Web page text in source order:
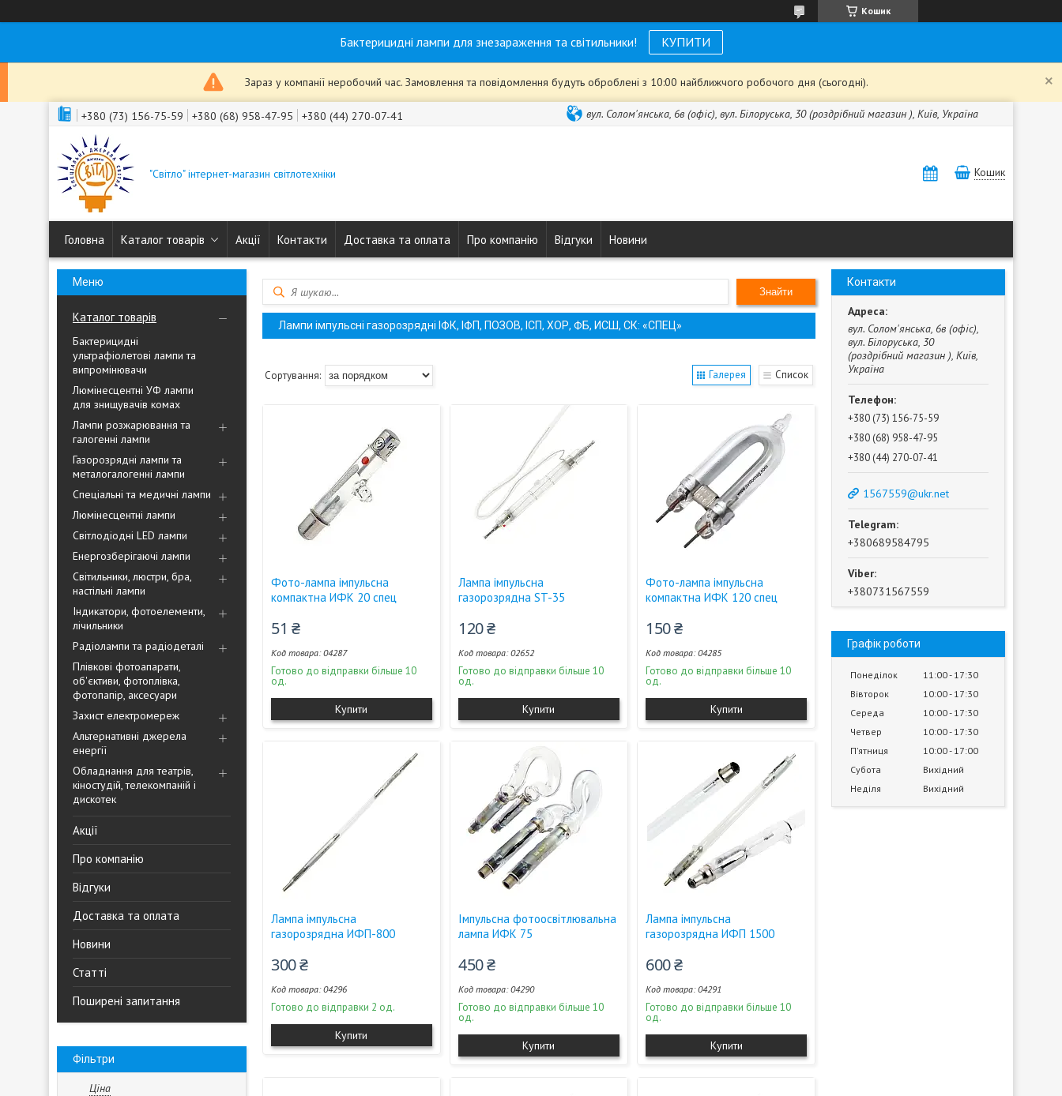
Кошик
Бактерицидні лампи для знезараження та світильники! КУПИТИ
Зараз у компанії неробочий час. Замовлення та повідомлення будуть оброблені з 10:00 найближчого робочого дня (сьогодні).
+380 (73) 156-75-59 +380 (68) 958-47-95 +380 (44) 270-07-41 вул. Солом'янська, 6в (офіс), вул. Білоруська, 30 (роздрібний магазин ), Київ, Україна
"Світло" інтернет-магазин світлотехніки Кошик
Головна Каталог товарів Акції Контакти Доставка та оплата Про компанію Відгуки Новини
Каталог товарів
Бактерицидні
ультрафіолетові лампи та
випромінювачи
Люмінесцентні УФ лампи
для знищувачів комах
Лампи розжарювання та
галогенні лампи
Газорозрядні лампи та
металогалогенні лампи
Спеціальні та медичні лампи
Люмінесцентні лампи
Світлодіодні LED лампи
Енергозберігаючі лампи
Світильники, люстри, бра,
настільні лампи
Індикатори, фотоелементи,
лічильники
Радіолампи та радіодеталі
Плівкові фотоапарати,
об'єктиви, фотоплівка,
фотопапір, аксесуари
Захист електромереж
Альтернативні джерела
енергії
Обладнання для театрів,
кіностудій, телекомпаній і
дискотек
Акції
Про компанію
Відгуки
Доставка та оплата
Новини
Статті
Поширені запитання
Фільтри
Ціна
Знайти
Лампи імпульсні газорозрядні ІФК, ІФП, ПОЗОВ, ІСП, ХОР, ФБ, ИСШ, СК: «СПЕЦ»
Галерея Список
Фото-лампа імпульсна
компактна ИФК 20 спец
51 ₴
04287
Готово до відправки більше 10
од.
Купити
Лампа імпульсна
газорозрядна ST-35
120 ₴
02652
Готово до відправки більше 10
од.
Купити
Фото-лампа імпульсна
компактна ИФК 120 спец
150 ₴
04285
Готово до відправки більше 10
од.
Купити
Лампа імпульсна
газорозрядна ИФП-800
300 ₴
04296
Готово до відправки 2 од.
Купити
Імпульсна фотоосвітлювальна
лампа ИФК 75
450 ₴
04290
Готово до відправки більше 10
од.
Купити
Лампа імпульсна
газорозрядна ИФП 1500
600 ₴
04291
Готово до відправки більше 10
од.
Купити
Контакти
вул. Солом'янська, 6в (офіс),
вул. Білоруська, 30
(роздрібний магазин ), Київ,
Україна
+380 (73) 156-75-59
+380 (68) 958-47-95
+380 (44) 270-07-41
1567559@ukr.net
+380689584795
+380731567559
Графік роботи
Понеділок 11:00 17:30
Вівторок
10:00 17:30
Середа
10:00 17:30
Четвер
10:00 17:30
Пʼятниця
10:00 17:00
Субота
Вихідний
Неділя
Вихідний